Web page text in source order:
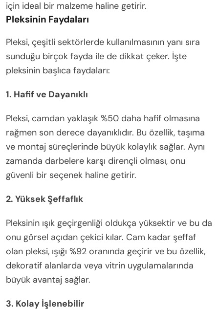
için ideal bir malzeme haline getirir.
Pleksinin Faydaları
Pleksi, çeşitli sektörlerde kullanılmasının yanı sıra
sunduğu birçok fayda ile de dikkat çeker. İşte
pleksinin başlıca faydaları:
1. Hafif ve Dayanıklı
Pleksi, camdan yaklaşık %50 daha hafif olmasına
rağmen son derece dayanıklıdır. Bu özellik, taşıma
ve montaj süreçlerinde büyük kolaylık sağlar. Aynı
zamanda darbelere karşı dirençli olması, onu
güvenli bir seçenek haline getirir.
2. Yüksek Şeffaflık
Pleksinin ışık geçirgenliği oldukça yüksektir ve bu da
onu görsel açıdan çekici kılar. Cam kadar şeffaf
olan pleksi, ışığı %92 oranında geçirir ve bu özellik,
dekoratif alanlarda veya vitrin uygulamalarında
büyük avantaj sağlar.
3. Kolay İşlenebilir